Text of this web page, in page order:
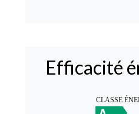
Efficacité